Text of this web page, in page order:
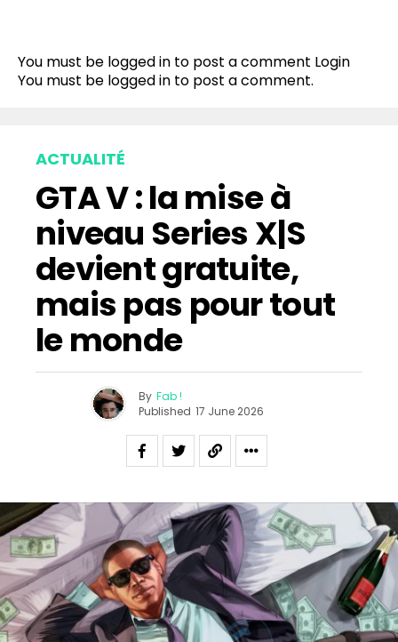
You must be logged in to post a comment Login
You must be logged in to post a comment.
ACTUALITÉ
GTA V : la mise à
niveau Series X|S
devient gratuite,
mais pas pour tout
le monde
By Fab !
Published 17 June 2026